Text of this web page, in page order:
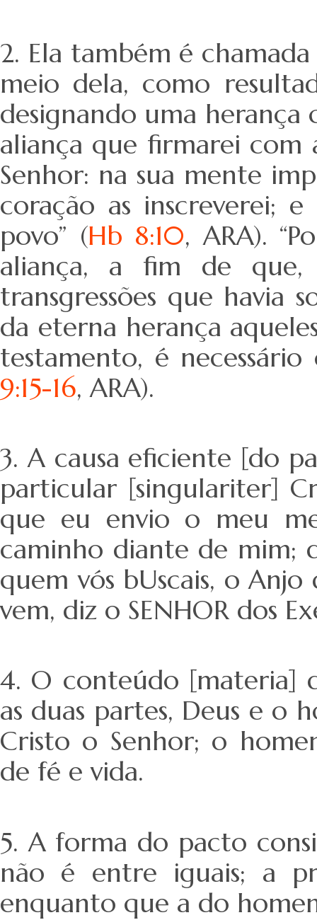
2. Ela também é
meio dela, como
designando uma herança
aliança que firmarei com
Senhor: na sua mente
coração as inscreverei;
povo” (Hb 8:10, ARA).
aliança, a fim de que,
transgressões que havia
da eterna herança
testamento, é
9:15-16, ARA).
3. A causa eficiente [do
particular [singulariter]
que eu envio o meu
caminho diante de mim;
quem vós bUscais, o
vem, diz o SENHOR dos
4. O conteúdo [materia]
as duas partes, Deus e o
Cristo o Senhor; o
de fé e vida.
5. A forma do pacto
não é entre iguais; a
enquanto que a do